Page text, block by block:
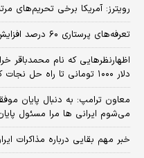
رویترز: آمریکا برخی تحریم‌های
تعرفه‌های پرستاری ۶۰ درصد افزایش یافت
اظهارنظرهایی که نام محمدباقر
دلار ۱۰۰۰ تومانی تا راه حل نجات کشور با ساخت بمب اتم و شلیک آن!
معاون ترامپ: به دنبال پایان
می‌شوم ایرانی ها مرا مسئول
خبر مهم بقایی درباره مذاکرات